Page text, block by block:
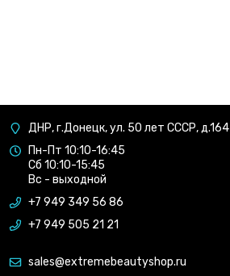
ДНР, г.Донецк, ул. 50 лет СССР, д.164
Пн-Пт 10:10-16:45
Сб 10:10-15:45
Вс - выходной
+7 949 349 56 86
+7 949 505 21 21
sales@extremebeautyshop.ru